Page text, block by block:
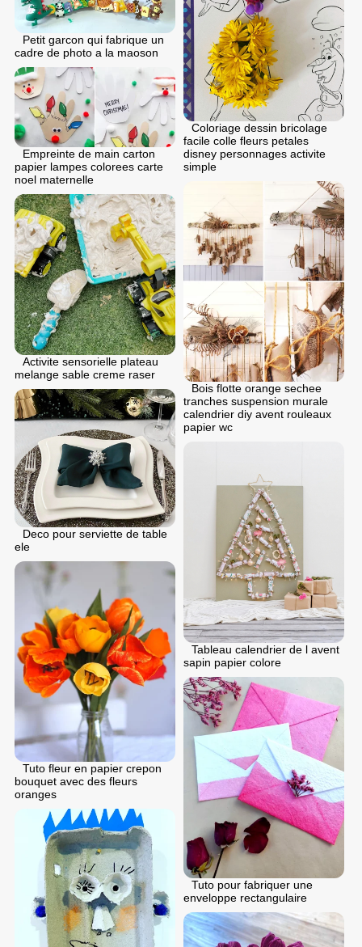
Petit garcon qui fabrique un
cadre de photo a la maoson
Coloriage dessin bricolage
facile colle fleurs petales
disney personnages activite
simple
Empreinte de main carton
papier lampes colorees carte
noel maternelle
Bois flotte orange sechee
tranches suspension murale
calendrier diy avent rouleaux
papier wc
Activite sensorielle plateau
melange sable creme raser
Deco pour serviette de table
ele
Tableau calendrier de l avent
sapin papier colore
Tuto fleur en papier crepon
bouquet avec des fleurs
oranges
Tuto pour fabriquer une
enveloppe rectangulaire